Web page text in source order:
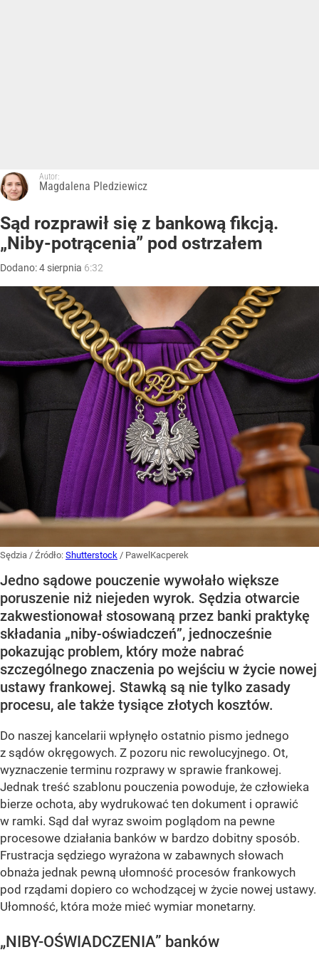
Autor:
Magdalena Pledziewicz
Sąd rozprawił się z bankową fikcją.
„Niby-potrącenia” pod ostrzałem
Dodano:4 sierpnia 6:32
Sędzia / Źródło: Shutterstock / PawelKacperek
Jedno sądowe pouczenie wywołało większe
poruszenie niż niejeden wyrok. Sędzia otwarcie
zakwestionował stosowaną przez banki praktykę
składania „niby-oświadczeń”, jednocześnie
pokazując problem, który może nabrać
szczególnego znaczenia po wejściu w życie nowej
ustawy frankowej. Stawką są nie tylko zasady
procesu, ale także tysiące złotych kosztów.
Do naszej kancelarii wpłynęło ostatnio pismo jednego
z sądów okręgowych. Z pozoru nic rewolucyjnego. Ot,
wyznaczenie terminu rozprawy w sprawie frankowej.
Jednak treść szablonu pouczenia powoduje, że człowieka
bierze ochota, aby wydrukować ten dokument i oprawić
w ramki. Sąd dał wyraz swoim poglądom na pewne
procesowe działania banków w bardzo dobitny sposób.
Frustracja sędziego wyrażona w zabawnych słowach
obnaża jednak pewną ułomność procesów frankowych
pod rządami dopiero co wchodzącej w życie nowej ustawy.
Ułomność, która może mieć wymiar monetarny.
„NIBY-OŚWIADCZENIA” banków